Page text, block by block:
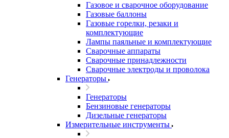
Газовое и сварочное оборудование
Газовые баллоны
Газовые горелки, резаки и
комплектующие
Лампы паяльные и комплектующие
Сварочные аппараты
Сварочные принадлежности
Сварочные электроды и проволока
Генераторы
Генераторы
Бензиновые генераторы
Дизельные генераторы
Измерительные инструменты